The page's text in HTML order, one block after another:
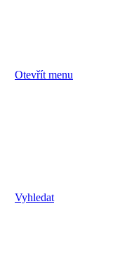
Otevřít menu
Vyhledat